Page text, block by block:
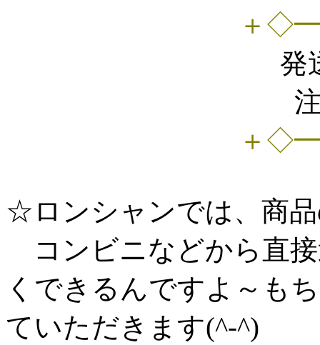
＋
発
＋
☆ロンシャンでは、商
コンビニなどから直
くできるんですよ～も
ていただきます(^-^)